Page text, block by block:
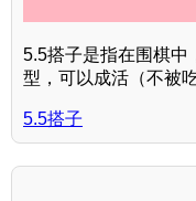
5.5搭子是指在围棋中
型，可以成活（不被
5.5搭子